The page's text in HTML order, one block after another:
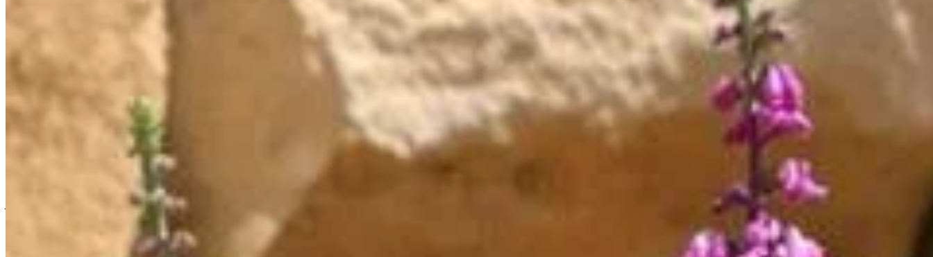
Découvrez la vivace qui fleurit dès mai et transforme les murs en ruine sans besoin d'eau
Découvrez la vivace qui fleurit dès mai et transforme les murs en ruine sans besoin d'eau